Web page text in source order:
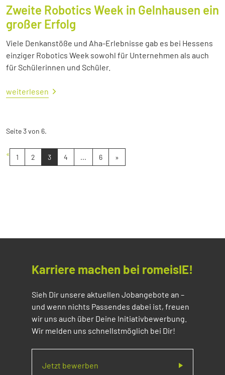
Zweite Robotics Week in Gelnhausen ein
großer Erfolg
Viele Denkanstöße und Aha-Erlebnisse gab es bei Hessens
einziger Robotics Week sowohl für Unternehmen als auch
für Schülerinnen und Schüler.
weiterlesen
Seite 3 von 6.
« 1 2 3 4 ... 6 »
Karriere machen bei romeisIE!
Sieh Dir unsere aktuellen Jobangebote an –
und wenn nichts Passendes dabei ist, freuen
wir uns auch über Deine Initiativbewerbung.
Wir melden uns schnellstmöglich bei Dir!
Jetzt bewerben